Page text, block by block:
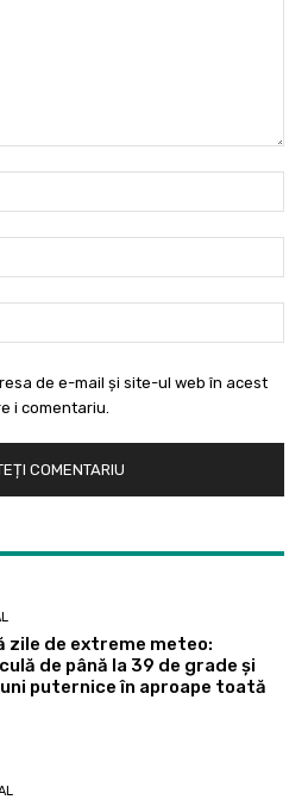
de e-mail și site-ul web în acest
i comentariu.
zile de extreme meteo:
de până la 39 de grade și
puternice în aproape toată